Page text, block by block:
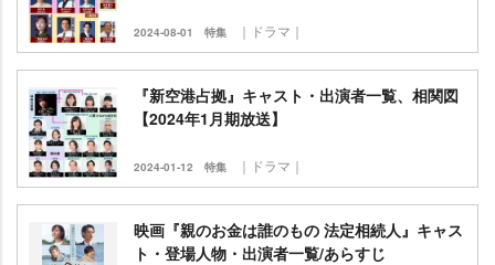
2024-08-01 特集 ｜ドラマ｜
『新空港占拠』キャスト・出演者一覧、相関図
【2024年1月期放送】
2024-01-12 特集 ｜ドラマ｜
映画『親のお金は誰のもの 法定相続人』キャス
ト・登場人物・出演者一覧/あらすじ